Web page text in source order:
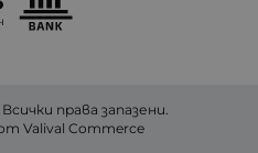
Всички права запазени.
Valival Commerce